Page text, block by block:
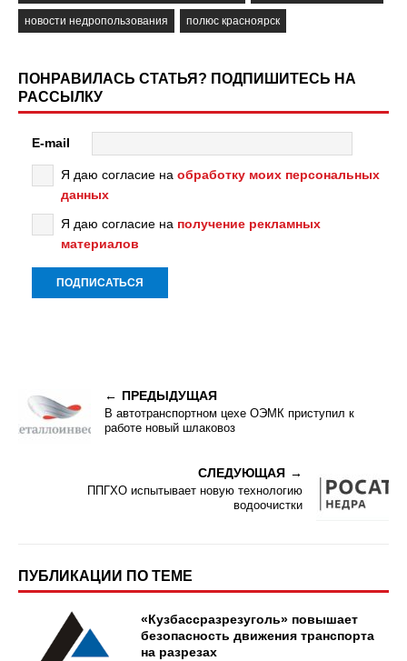
новости недропользования полюс красноярск
ПОНРАВИЛАСЬ СТАТЬЯ? ПОДПИШИТЕСЬ НА
РАССЫЛКУ
E-mail
Я даю согласие на обработку моих персональных
данных
Я даю согласие на получение рекламных
материалов
ПРЕДЫДУЩАЯ
В автотранспортном цехе ОЭМК приступил к
работе новый шлаковоз
СЛЕДУЮЩАЯ
ППГХО испытывает новую технологию
водоочистки
ПУБЛИКАЦИИ ПО ТЕМЕ
«Кузбассразрезуголь» повышает
безопасность движения транспорта
на разрезах